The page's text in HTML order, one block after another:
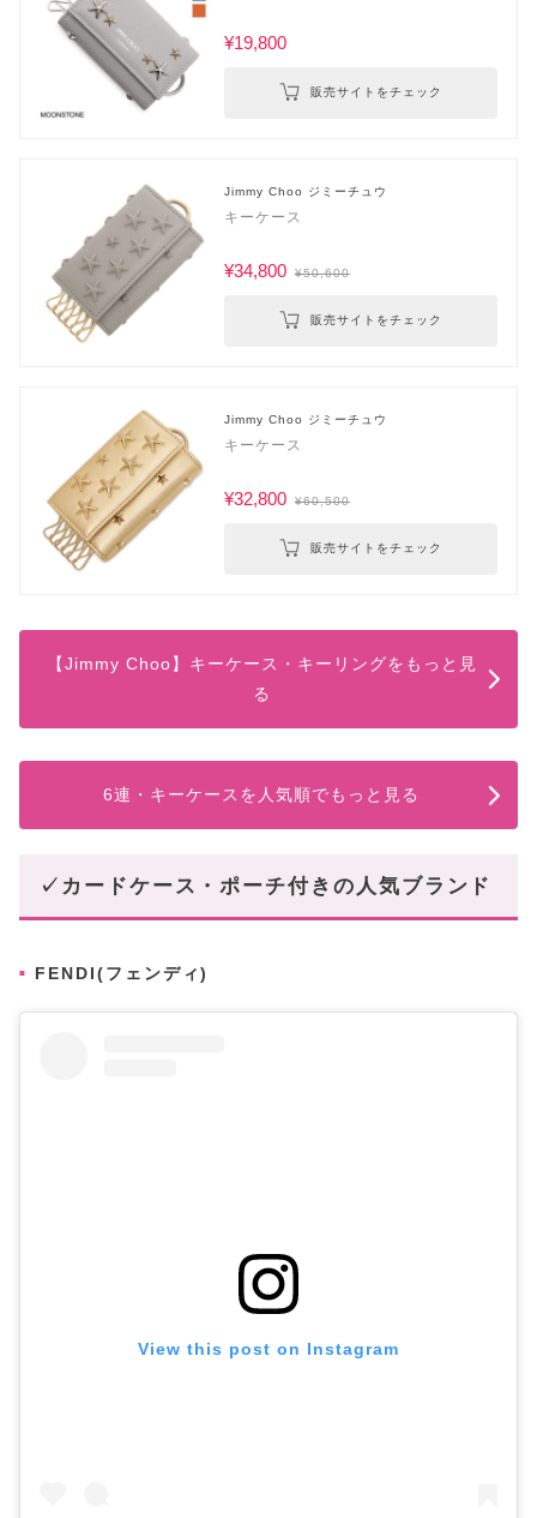
¥19,800
販売サイトをチェック
Jimmy Choo ジミーチュウ
キーケース
¥34,800 ¥50,600
販売サイトをチェック
Jimmy Choo ジミーチュウ
キーケース
¥32,800 ¥60,500
販売サイトをチェック
【Jimmy Choo】キーケース・キーリングをもっと見
る
6連・キーケースを人気順でもっと見る
✓カードケース・ポーチ付きの人気ブランド
FENDI(フェンディ)
View this post on Instagram